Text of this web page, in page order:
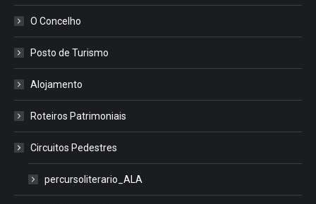
O Concelho
Posto de Turismo
Alojamento
Roteiros Patrimoniais
Circuitos Pedestres
percursoliterario_ALA